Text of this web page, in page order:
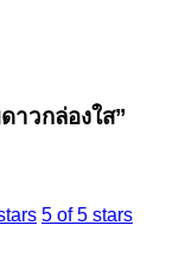
าวกล่องใส”
5 of 5 stars